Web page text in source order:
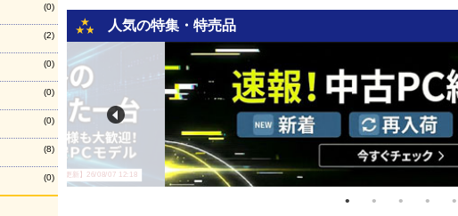
(0)
(2)
(0)
(0)
(0)
(8)
(0)
人気の特集・特売品
【最終更新】26/08/07 12:18